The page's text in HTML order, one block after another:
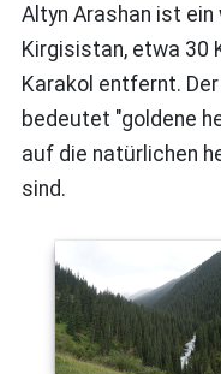
Altyn Arashan ist
Kirgisistan, etwa 30
Karakol entfernt.
bedeutet "goldene
auf die natürlichen
sind.